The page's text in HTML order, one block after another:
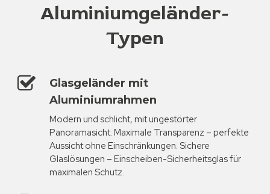
Aluminiumgeländer-
Typen
Glasgeländer mit
Aluminiumrahmen
Modern und schlicht, mit ungestörter
Panoramasicht. Maximale Transparenz – perfekte
Aussicht ohne Einschränkungen. Sichere
Glaslösungen – Einscheiben-Sicherheitsglas für
maximalen Schutz.